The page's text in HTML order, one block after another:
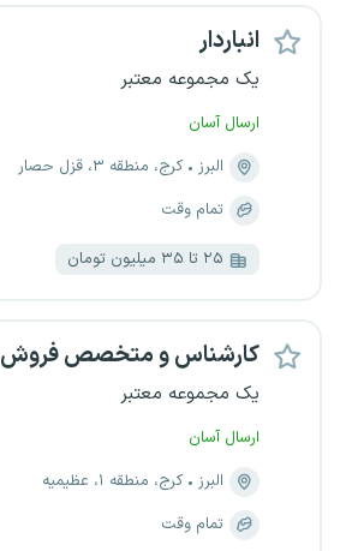
انباردار
یک مجموعه معتبر
ارسال آسان
البرز
کرج، منطقه ۳، قزل حصار
تمام وقت
۲۵ تا ۳۵ میلیون تومان
کارشناس و متخصص فروش
یک مجموعه معتبر
ارسال آسان
البرز
کرج، منطقه ۱، عظیمیه
تمام وقت